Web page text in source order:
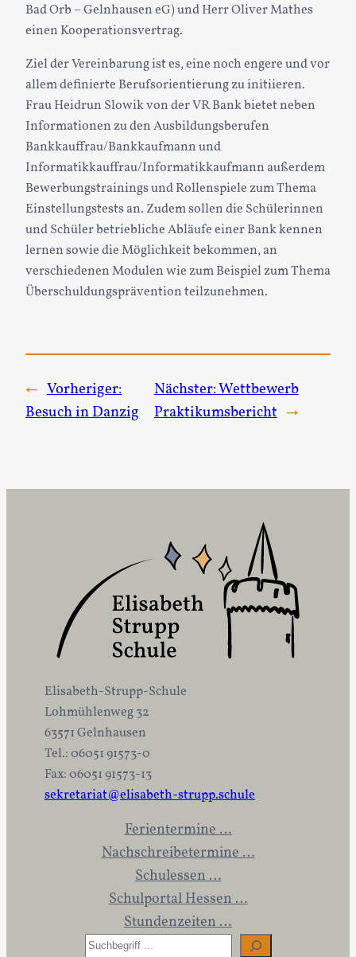
Bad Orb – Gelnhausen eG) und Herr Oliver Mathes
einen Kooperationsvertrag.
Ziel der Vereinbarung ist es, eine noch engere und vor
allem definierte Berufsorientierung zu initiieren.
Frau Heidrun Slowik von der VR Bank bietet neben
Informationen zu den Ausbildungsberufen
Bankkauffrau/Bankkaufmann und
Informatikkauffrau/Informatikkaufmann außerdem
Bewerbungstrainings und Rollenspiele zum Thema
Einstellungstests an. Zudem sollen die Schülerinnen
und Schüler betriebliche Abläufe einer Bank kennen
lernen sowie die Möglichkeit bekommen, an
verschiedenen Modulen wie zum Beispiel zum Thema
Überschuldungsprävention teilzunehmen.
← Vorheriger:
Besuch in Danzig
Nächster:Wettbewerb
Praktikumsbericht →
Elisabeth-Strupp-Schule
Lohmühlenweg 32
63571 Gelnhausen
Tel.: 06051 91573-0
Fax: 06051 91573-13
sekretariat@elisabeth-strupp.schule
Ferientermine …
Nachschreibetermine …
Schulessen …
Schulportal Hessen …
Stundenzeiten …
S